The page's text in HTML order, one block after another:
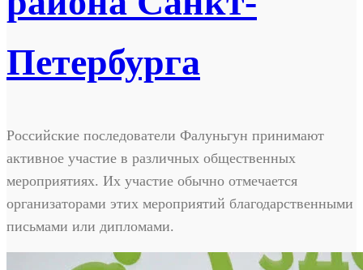
Петербурга
Российские последователи Фалуньгун принимают
активное участие в различных общественных
мероприятиях. Их участие обычно отмечается
организаторами этих мероприятий благодарственными
письмами или дипломами.